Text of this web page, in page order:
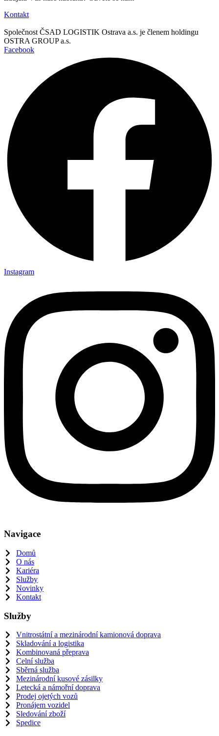
Kontakt
Společnost ČSAD LOGISTIK Ostrava a.s. je členem holdingu
OSTRA GROUP a.s.
Facebook
Instagram
Navigace
Domů
O nás
Kariéra
Služby
Novinky
Kontakt
Služby
Vnitrostátní a mezinárodní kamionová doprava
Skladování a logistika
Kombinovaná přeprava
Celní služba
Sběrná služba
Mezinárodní kusové zásilky
Letecká a námořní doprava
Prodej ojetých vozů
Pronájem vozidel
Sledování zboží
Spedice